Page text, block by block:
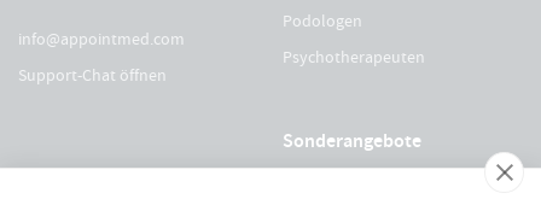
info@appointmed.com
Support-Chat öffnen
Podologen
Psychotherapeuten
Sonderangebote